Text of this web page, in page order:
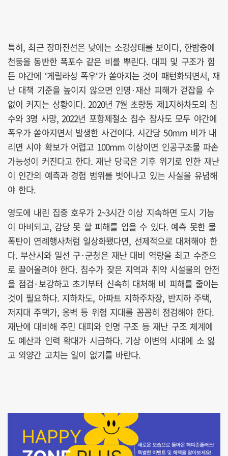
특히, 최근 장마전선은 낮에는 소강상태를 보이다, 한밤중에
천둥을 동반한 폭포수 같은 비를 뿌린다. 대피 및 구조가 힘
든 야간에 ‘게릴라성 폭우‘가 쏟아지는 것이 패턴화되면서, 재
난 대책 기준을 높이지 않으면 인명·재산 피해가 걷잡을 수
없이 커지는 상황이다. 2020년 7월 초량동 제1지하차도의 침
수와 3명 사망, 2022년 포항제철소 침수 참사도 모두 야간에
폭우가 쏟아지면서 발생한 사건이다. 시간당 50mm 비가 내
리면 시야 확보가 어렵고 100mm 이상이면 인공구조물 파손
가능성이 커진다고 한다. 재난 당국은 기후 위기로 인한 재난
이 인간의 예측과 경험 범위를 벗어나고 있는 사실을 유념해
야 한다.
영도에 내린 집중 호우가 2~3시간 이상 지속하면 도시 기능
이 마비되고, 감당 못 할 피해를 입을 수 있다. 예측 못한 물
폭탄이 연례행사처럼 일상화됐다면, 선제적으로 대처해야 한
다. 부산시와 일선 구·군청은 재난 대비 역량을 최고 수준으
로 끌어올려야 한다. 침수가 잦은 지역과 취약 시설물의 안전
을 점검·보강하고 초기부터 신속히 대처해 비 피해를 줄이는
것이 필요하다. 지하차도, 아파트 지하주차장, 반지하 주택,
저지대 주택가, 옹벽 등 위험 지대를 꼼꼼히 점검해야 한다.
재난에 대비해 주민 대피와 인명 구조 등 재난 구조 체계에
도 예산과 인력 확대가 시급하다. 기상 이변의 시대에 소 잃
고 외양간 고치는 일이 없기를 바란다.